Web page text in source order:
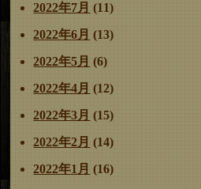
2022年7月 (11)
2022年6月 (13)
2022年5月 (6)
2022年4月 (12)
2022年3月 (15)
2022年2月 (14)
2022年1月 (16)